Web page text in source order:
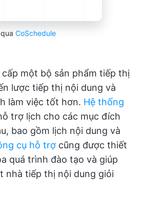
qua CoSchedule
cấp một bộ sản phẩm tiếp thị
lược tiếp thị nội dung và
làm việc tốt hơn. Hệ thống
trợ lịch cho các mục đích
bao gồm lịch nội dung và
cụ hỗ trợ cũng được thiết
quá trình đào tạo và giúp
nhà tiếp thị nội dung giỏi